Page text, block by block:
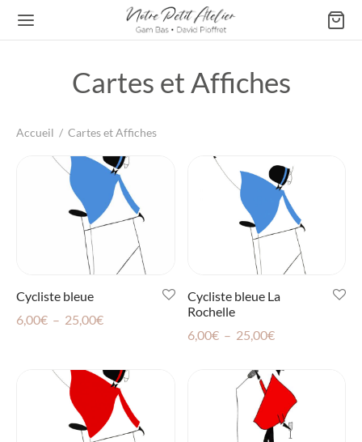
Cartes et Affiches
Accueil / Cartes et Affiches
Cycliste bleue
6,00€ – 25,00€Plage
6,00€
25,00€
Cycliste bleue La
Rochelle
6,00€ – 25,00€Plage
prix :
6,00€
à
25,00€
DE GAM BAS